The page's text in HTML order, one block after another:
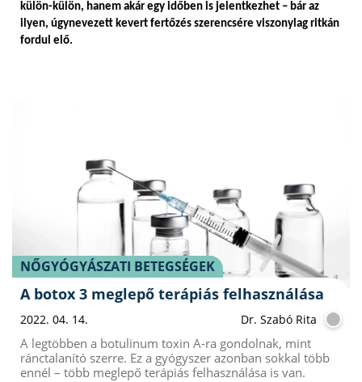
külön-külön, hanem akár egy időben is jelentkezhet – bár az
ilyen, úgynevezett kevert fertőzés szerencsére viszonylag ritkán
fordul elő.
NŐGYÓGYÁSZATI BETEGSÉGEK
A botox 3 meglepő terápiás felhasználása
2022. 04. 14. Dr. Szabó Rita
A legtöbben a botulinum toxin A-ra gondolnak, mint
ránctalanító szerre. Ez a gyógyszer azonban sokkal több
ennél – több meglepő terápiás felhasználása is van.